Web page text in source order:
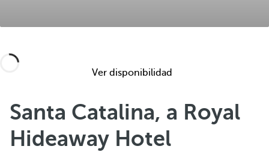
Ver disponibilidad
Santa Catalina, a Royal
Hideaway Hotel